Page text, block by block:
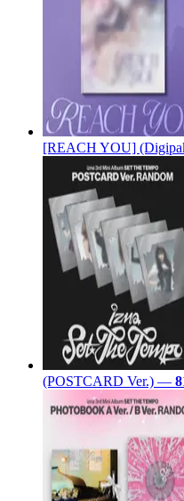
[REACH YOU]
(POSTCARD Ver.) —